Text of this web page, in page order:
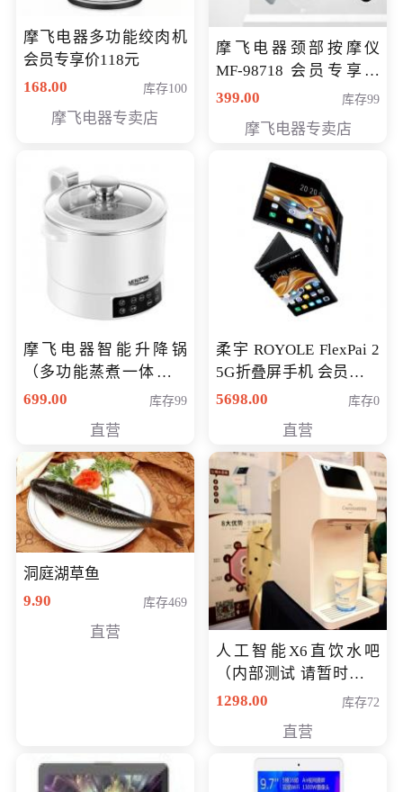
摩飞电器多功能绞肉机
会员专享价118元
168.00
库存100
摩飞电器专卖店
摩飞电器颈部按摩仪
MF-98718 会员专享价
299元
399.00 库存99
摩飞电器专卖店
摩飞电器智能升降锅
（多功能蒸煮一体锅）
（智能升降养生锅） 会
699.00 库存99
直营
柔宇 ROYOLE FlexPai 2
5G折叠屏手机 会员专享
购买价格 4998元
5698.00 库存0
直营
洞庭湖草鱼
9.90
库存469
直营
人工智能X6直饮水吧
（内部测试 请暂时不要
购买）
1298.00 库存72
直营